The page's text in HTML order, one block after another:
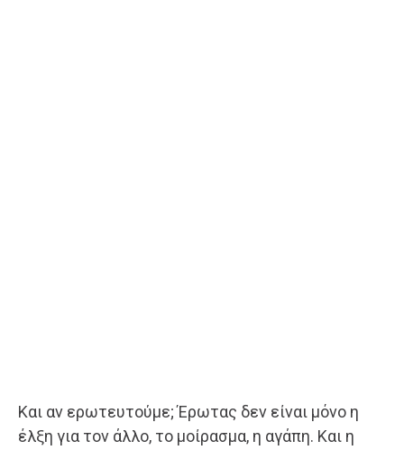
Και αν ερωτευτούμε; Έρωτας δεν είναι μόνο η
έλξη για τον άλλο, το μοίρασμα, η αγάπη. Και η